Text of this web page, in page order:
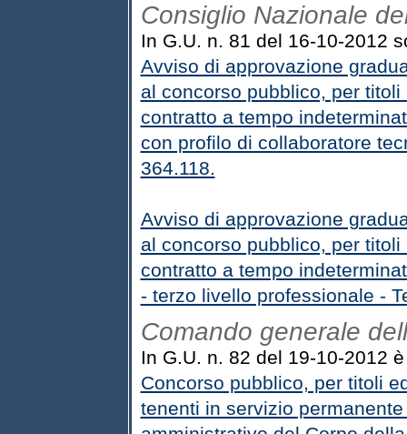
Consiglio Nazionale
In G.U. n. 81 del 16-10-2012
Avviso di approvazione
al concorso pubblico, per
contratto a tempo
con profilo di collaboratore
364.118.
Avviso di approvazione
al concorso pubblico, per
contratto a tempo
- terzo livello professionale -
Comando generale
In G.U. n. 82 del 19-10-2012
Concorso pubblico, per titoli
tenenti in servizio